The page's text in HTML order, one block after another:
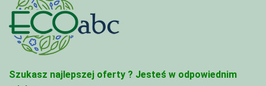
Szukasz najlepszej oferty ? Jesteś w odpowiednim